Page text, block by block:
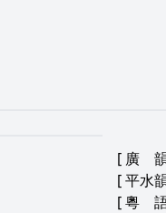
[ 廣
[平水
[粵